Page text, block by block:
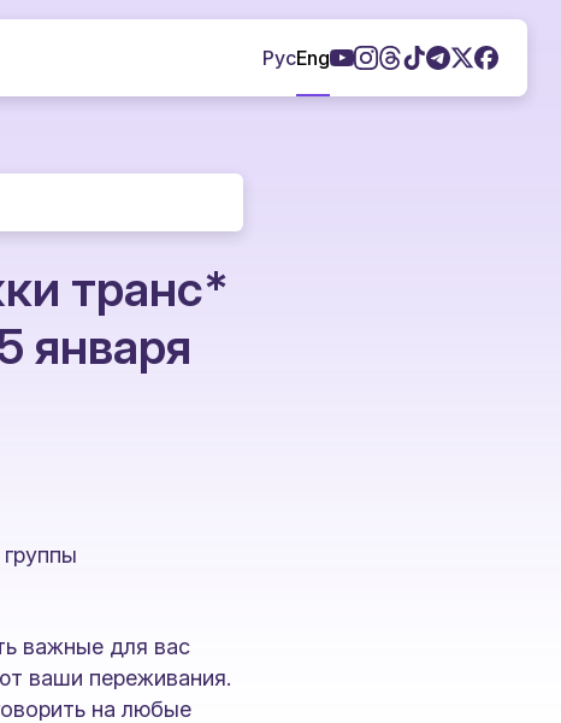
РусEng
транс*
января
важные для вас
ваши переживания.
на любые